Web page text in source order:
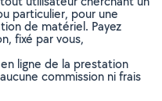
particulier, pour une
de matériel. Payez
fixé par vous,
ligne de la prestation
commission ni frais